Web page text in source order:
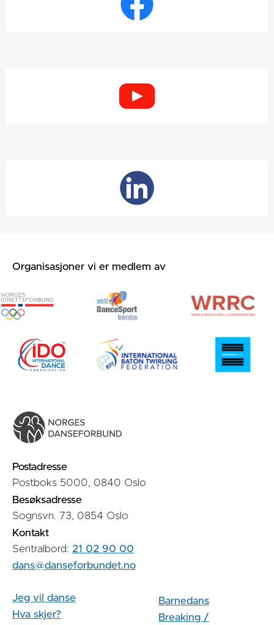
Organisasjoner vi er medlem av
Postadresse
Postboks 5000, 0840 Oslo
Besøksadresse
Sognsvn. 73, 0854 Oslo
Kontakt
Sentralbord: 21 02 90 00
dans@danseforbundet.no
Jeg vil danse
Hva skjer?
Barnedans
Breaking /